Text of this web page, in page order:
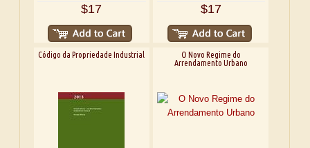
$17 $17
Código da Propriedade Industrial
O Novo Regime do
Arrendamento Urbano